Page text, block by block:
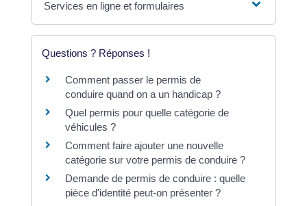
Services en ligne et formulaires
Questions ? Réponses !
Comment passer le permis de
conduire quand on a un handicap ?
Quel permis pour quelle catégorie de
véhicules ?
Comment faire ajouter une nouvelle
catégorie sur votre permis de conduire ?
Demande de permis de conduire : quelle
pièce d'identité peut-on présenter ?